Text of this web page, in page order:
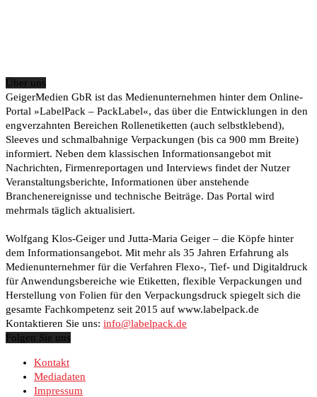
Über uns
GeigerMedien GbR ist das Medienunternehmen hinter dem Online-
Portal »LabelPack – PackLabel«, das über die Entwicklungen in den
engverzahnten Bereichen Rollenetiketten (auch selbstklebend),
Sleeves und schmalbahnige Verpackungen (bis ca 900 mm Breite)
informiert. Neben dem klassischen Informationsangebot mit
Nachrichten, Firmenreportagen und Interviews findet der Nutzer
Veranstaltungsberichte, Informationen über anstehende
Branchenereignisse und technische Beiträge. Das Portal wird
mehrmals täglich aktualisiert.
Wolfgang Klos-Geiger und Jutta-Maria Geiger – die Köpfe hinter
dem Informationsangebot. Mit mehr als 35 Jahren Erfahrung als
Medienunternehmer für die Verfahren Flexo-, Tief- und Digitaldruck
für Anwendungsbereiche wie Etiketten, flexible Verpackungen und
Herstellung von Folien für den Verpackungsdruck spiegelt sich die
gesamte Fachkompetenz seit 2015 auf www.labelpack.de
Kontaktieren Sie uns: info@labelpack.de
Folgen Sie uns
Kontakt
Mediadaten
Impressum